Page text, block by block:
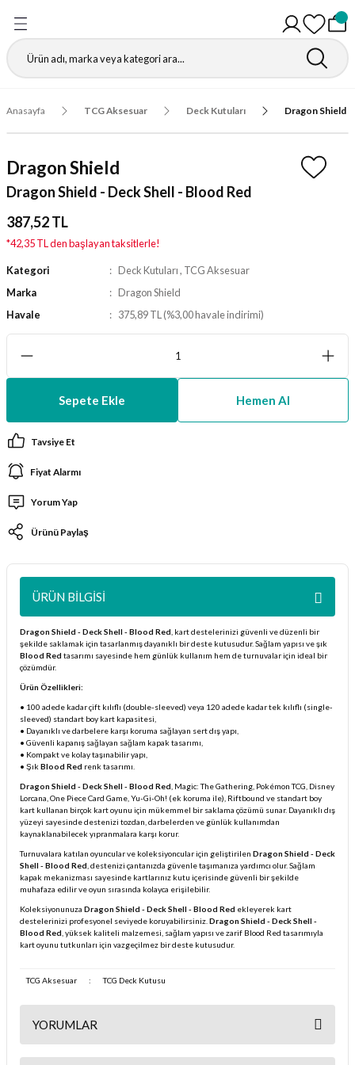
Paketleri
Desteleri
Paketleri
Anasayfa TCG Aksesuar Deck Kutuları Dragon Shield -
Dragon Shield
Dragon Shield - Deck Shell - Blood Red
387,52 TL
*42,35 TL den başlayan taksitlerle!
Kategori Deck Kutuları, TCG Aksesuar
Marka
Dragon Shield
Havale
375,89 TL (%3,00 havale indirimi)
Sepete Ekle Hemen Al
Tavsiye Et
Fiyat Alarmı
Yorum Yap
Ürünü Paylaş
ÜRÜN BILGISI
Dragon Shield - Deck Shell - Blood Red , kart destelerinizi güvenli ve düzenli bir
şekilde saklamak için tasarlanmış dayanıklı bir deste kutusudur. Sağlam yapısı ve şık
Blood Red tasarımı sayesinde hem günlük kullanım hem de turnuvalar için ideal bir
çözümdür.
Ürün Özellikleri:
• 100 adede kadar çift kılıflı (double-sleeved) veya 120 adede kadar tek kılıflı (single-
sleeved) standart boy kart kapasitesi,
• Dayanıklı ve darbelere karşı koruma sağlayan sert dış yapı,
• Güvenli kapanış sağlayan sağlam kapak tasarımı,
• Kompakt ve kolay taşınabilir yapı,
• Şık Blood Red renk tasarımı.
Dragon Shield - Deck Shell - Blood Red , Magic: The Gathering, Pokémon TCG, Disney
Lorcana, One Piece Card Game, Yu-Gi-Oh! (ek koruma ile), Riftbound ve standart boy
kart kullanan birçok kart oyunu için mükemmel bir saklama çözümü sunar. Dayanıklı dış
yüzeyi sayesinde destenizi tozdan, darbelerden ve günlük kullanımdan
kaynaklanabilecek yıpranmalara karşı korur.
Turnuvalara katılan oyuncular ve koleksiyoncular için geliştirilen Dragon Shield - Deck
Shell - Blood Red , destenizi çantanızda güvenle taşımanıza yardımcı olur. Sağlam
kapak mekanizması sayesinde kartlarınız kutu içerisinde güvenli bir şekilde
muhafaza edilir ve oyun sırasında kolayca erişilebilir.
Koleksiyonunuza Dragon Shield - Deck Shell - Blood Red ekleyerek kart
destelerinizi profesyonel seviyede koruyabilirsiniz. Dragon Shield - Deck Shell -
Blood Red , yüksek kaliteli malzemesi, sağlam yapısı ve zarif Blood Red tasarımıyla
kart oyunu tutkunları için vazgeçilmez bir deste kutusudur.
TCG Aksesuar : TCG Deck Kutusu
YORUMLAR